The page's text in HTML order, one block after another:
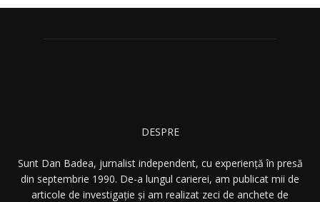
DESPRE
Sunt Dan Badea, jurnalist independent, cu experiență în presă
din septembrie 1990. De-a lungul carierei, am publicat mii de
articole de investigație și am realizat zeci de anchete de